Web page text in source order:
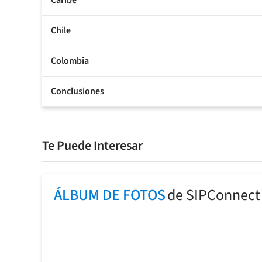
Chile
Colombia
Conclusiones
Te Puede Interesar
ÁLBUM DE FOTOSde